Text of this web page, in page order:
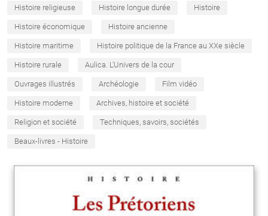
Histoire religieuse Histoire longue durée Histoire
Histoire économique Histoire ancienne
Histoire maritime Histoire politique de la France au XXe siècle
Histoire rurale Aulica. L'Univers de la cour
Ouvrages illustrés Archéologie Film vidéo
Histoire moderne Archives, histoire et société
Religion et société Techniques, savoirs, sociétés
Beaux-livres - Histoire